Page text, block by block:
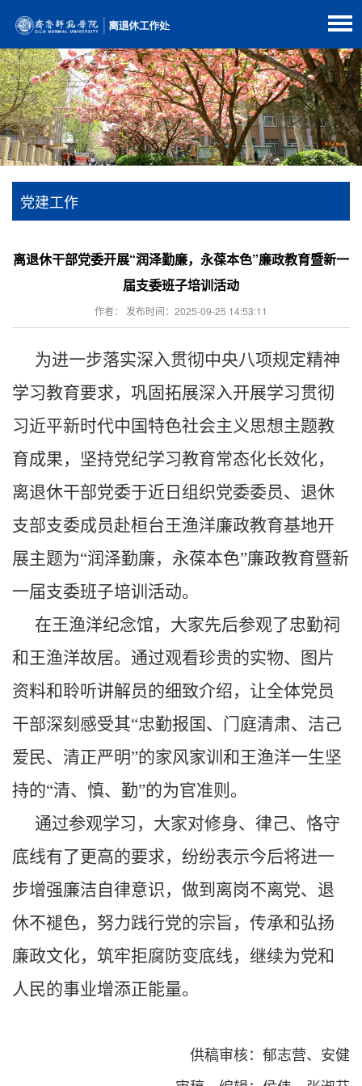
党建工作
离退休干部党委开展“润泽勤廉，永葆本色”廉政教育暨新一
届支委班子培训活动
作者： 发布时间：2025-09-25 14:53:11
为进一步落实深入贯彻中央八项规定精神
学习教育要求，巩固拓展深入开展学习贯彻
习近平新时代中国特色社会主义思想主题教
育成果，坚持党纪学习教育常态化长效化，
离退休干部党委于近日组织党委委员、退休
支部支委成员赴桓台王渔洋廉政教育基地开
展主题为“润泽勤廉，永葆本色”廉政教育暨新
一届支委班子培训活动。
在王渔洋纪念馆，大家先后参观了忠勤祠
和王渔洋故居。通过观看珍贵的实物、图片
资料和聆听讲解员的细致介绍，让全体党员
干部深刻感受其“忠勤报国、门庭清肃、洁己
爱民、清正严明”的家风家训和王渔洋一生坚
持的“清、慎、勤”的为官准则。
通过参观学习，大家对修身、律己、恪守
底线有了更高的要求，纷纷表示今后将进一
步增强廉洁自律意识，做到离岗不离党、退
休不褪色，努力践行党的宗旨，传承和弘扬
廉政文化，筑牢拒腐防变底线，继续为党和
人民的事业增添正能量。
供稿审核：郁志营、安健